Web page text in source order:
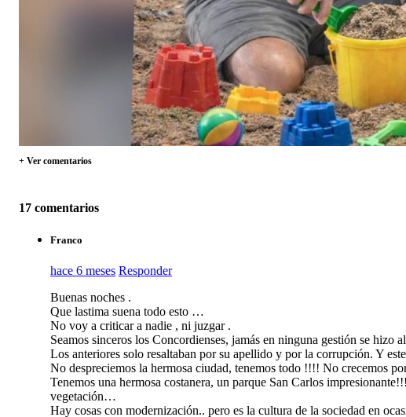
+ Ver comentarios
17 comentarios
Franco
hace 6 meses Responder
Buenas noches .
Que lastima suena todo esto …
No voy a criticar a nadie , ni juzgar .
Seamos sinceros los Concordienses, jamás en ninguna gestión se hizo
Los anteriores solo resaltaban por su apellido y por la corrupción. Y
No despreciemos la hermosa ciudad, tenemos todo !!!! No crecemos
Tenemos una hermosa costanera, un parque San Carlos
vegetación…
Hay cosas con modernización.. pero es la cultura de la sociedad en